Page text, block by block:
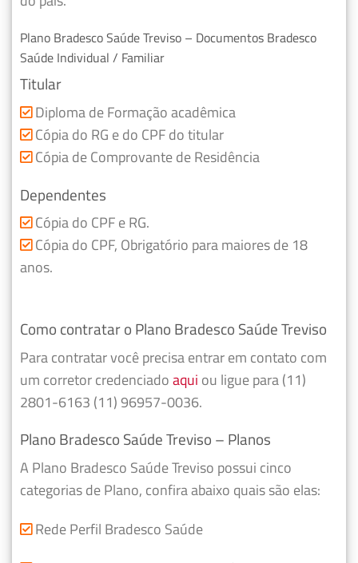
Plano Bradesco Saúde Treviso – Documentos Bradesco
Saúde Individual / Familiar
Titular
Diploma de Formação acadêmica
Cópia do RG e do CPF do titular
Cópia de Comprovante de Residência
Dependentes
Cópia do CPF e RG.
Cópia do CPF, Obrigatório para maiores de 18
anos.
Como contratar o Plano Bradesco Saúde Treviso
Para contratar você precisa entrar em contato com
um corretor credenciadoaqui ou ligue para (11)
2801-6163 (11) 96957-0036.
Plano Bradesco Saúde Treviso – Planos
A Plano Bradesco Saúde Treviso possui cinco
categorias de Plano, confira abaixo quais são elas:
Rede Perfil Bradesco Saúde